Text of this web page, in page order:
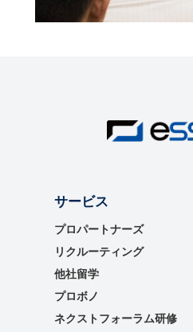
サービス
プロパートナーズ
リクルーティング
他社留学
プロボノ
ネクストフォーラム研修